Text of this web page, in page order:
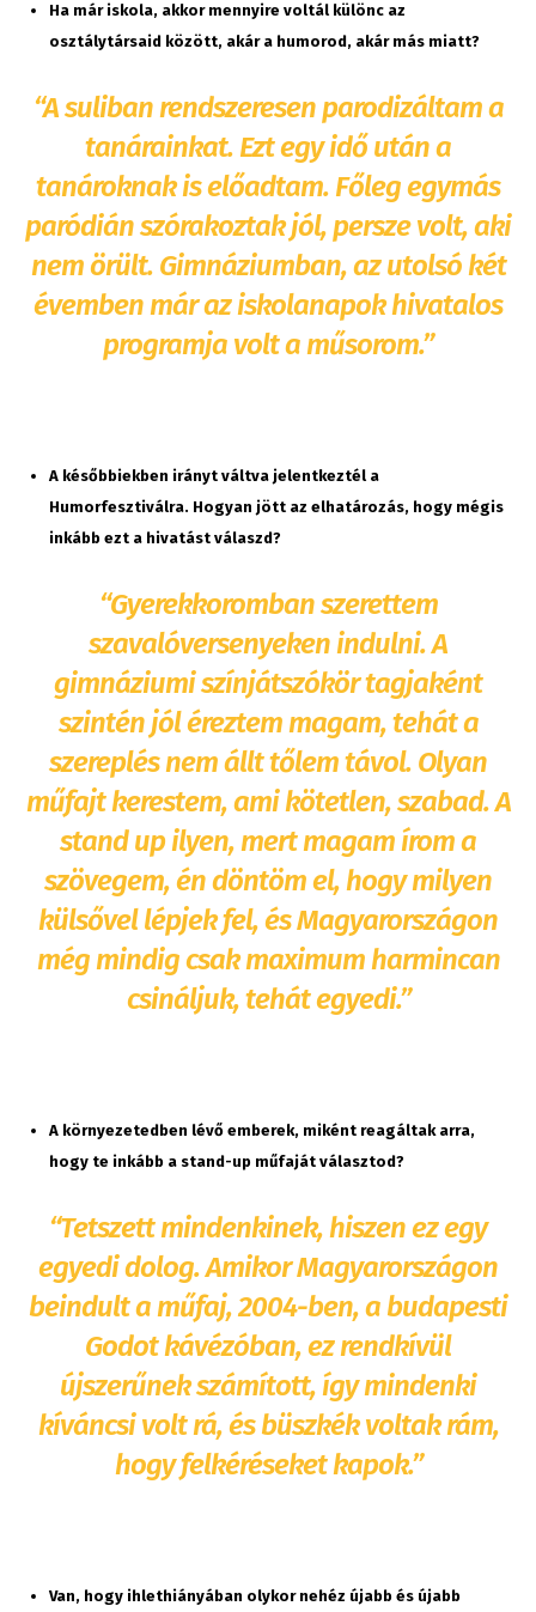
Ha már iskola, akkor mennyire voltál különc az
osztálytársaid között, akár a humorod, akár más miatt?
“A suliban rendszeresen parodizáltam a
tanárainkat. Ezt egy idő után a
tanároknak is előadtam. Főleg egymás
paródián szórakoztak jól, persze volt, aki
nem örült. Gimnáziumban, az utolsó két
évemben már az iskolanapok hivatalos
programja volt a műsorom.”
A későbbiekben irányt váltva jelentkeztél a
Humorfesztiválra. Hogyan jött az elhatározás, hogy mégis
inkább ezt a hivatást válaszd?
“Gyerekkoromban szerettem
szavalóversenyeken indulni. A
gimnáziumi színjátszókör tagjaként
szintén jól éreztem magam, tehát a
szereplés nem állt tőlem távol. Olyan
műfajt kerestem, ami kötetlen, szabad. A
stand up ilyen, mert magam írom a
szövegem, én döntöm el, hogy milyen
külsővel lépjek fel, és Magyarországon
még mindig csak maximum harmincan
csináljuk, tehát egyedi.”
A környezetedben lévő emberek, miként reagáltak arra,
hogy te inkább a stand-up műfaját választod?
“Tetszett mindenkinek, hiszen ez egy
egyedi dolog. Amikor Magyarországon
beindult a műfaj, 2004-ben, a budapesti
Godot kávézóban, ez rendkívül
újszerűnek számított, így mindenki
kíváncsi volt rá, és büszkék voltak rám,
hogy felkéréseket kapok.”
Van, hogy ihlethiányában olykor nehéz újabb és újabb